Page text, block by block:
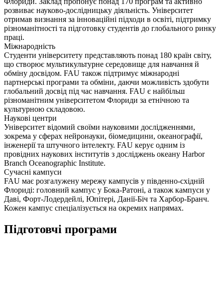
розвиває науково-дослідницьку діяльність. Університет
отримав визнання за інноваційні підходи в освіті, підтримку
різноманітності та підготовку студентів до глобального ринку
праці.
Міжнародність
Студенти університету представляють понад 180 країн світу,
що створює мультикультурне середовище для навчання й
обміну досвідом. FAU також підтримує міжнародні
партнерські програми та обміни, даючи можливість здобути
глобальний досвід під час навчання. FAU є найбільш
різноманітним університетом Флориди за етнічною та
культурною складовою.
Наукові центри
Університет відомий своїми науковими дослідженнями,
зокрема у сферах нейронауки, біомедицини, океанографії,
інженерії та штучного інтелекту. FAU керує одним із
провідних наукових інститутів з досліджень океану Harbor
Branch Oceanographic Institute.
Сучасні кампуси
FAU має розгалужену мережу кампусів у південно-східній
Флориді: головний кампус у Бока-Ратоні, а також кампуси у
Даві, Форт-Лодердейлі, Юпітері, Данії-Біч та Харбор-Бранч.
Кожен кампус спеціалізується на окремих напрямах.
Підготовчі програми